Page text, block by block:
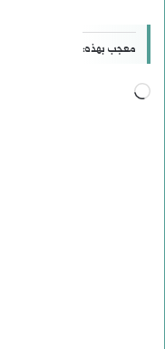
معجب بهذه:
جاري